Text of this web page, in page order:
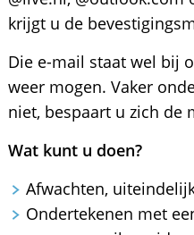
krijgt u de
Die e-mail staat wel bij
weer mogen. Vaker
niet, bespaart u zich de
Wat kunt u doen?
Afwachten,
Ondertekenen met